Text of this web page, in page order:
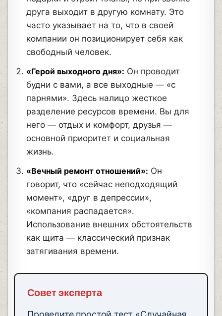
друга выходит в другую комнату. Это
часто указывает на то, что в своей
компании он позиционирует себя как
свободный человек.
«Герой выходного дня»: Он проводит
будни с вами, а все выходные — «с
парнями». Здесь налицо жесткое
разделение ресурсов времени. Вы для
него — отдых и комфорт, друзья —
основной приоритет и социальная
жизнь.
«Вечный ремонт отношений»: Он
говорит, что «сейчас неподходящий
момент», «друг в депрессии»,
«компания распадается».
Использование внешних обстоятельств
как щита — классический признак
затягивания времени.
Совет эксперта